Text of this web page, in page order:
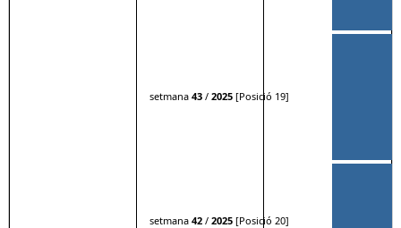
setmana 43/ 2025[Posició 19]
setmana 42/ 2025[Posició 20]